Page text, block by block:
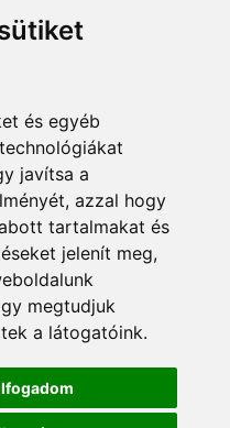
és egyéb
javítsa a
azzal hogy
tartalmakat és
jelenít meg,
megtudjuk
a látogatóink.
minden
Feltételek
- szolgáltatók